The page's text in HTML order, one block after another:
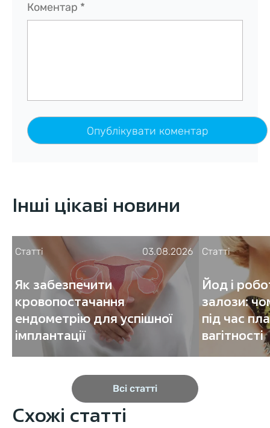
Коментар *
Інші цікаві новини
Статті 03.08.2026
Як забезпечити
кровопостачання
ендометрію для успішної
імплантації
Статті
Йод і
залози:
під час
вагітності
Всі статті
Схожі статті